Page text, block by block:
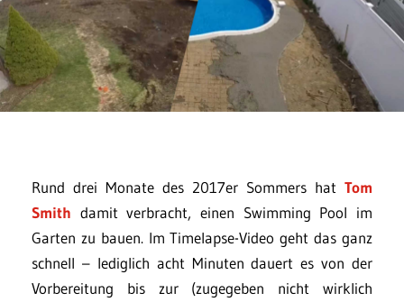
Rund drei Monate des 2017er Sommers hat Tom
Smith damit verbracht, einen Swimming Pool im
Garten zu bauen. Im Timelapse-Video geht das ganz
schnell – lediglich acht Minuten dauert es von der
Vorbereitung bis zur (zugegeben nicht wirklich